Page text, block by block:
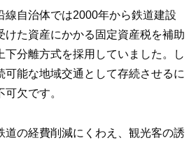
線自治体では2000年から鉄道建設
けた資産にかかる固定資産税を補助
下分離方式を採用していました。し
可能な地域交通として存続させるに
欠です。
道の経費削減にくわえ、観光客の誘